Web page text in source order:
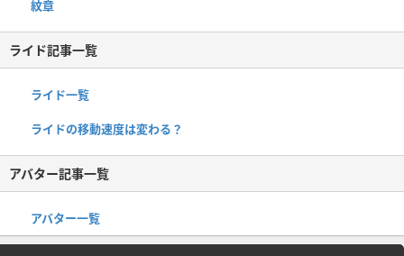
紋章
ライド記事一覧
ライド一覧
ライドの移動速度は変わる？
アバター記事一覧
アバター一覧